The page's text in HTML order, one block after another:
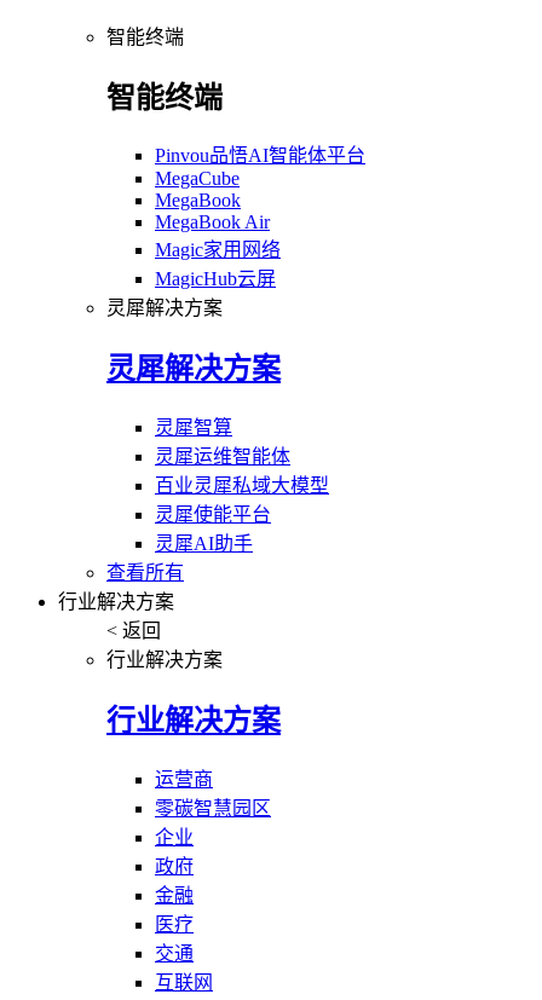
智能终端
智能终端
Pinvou品悟AI智能体平台
MegaCube
MegaBook
MegaBook Air
Magic家用网络
MagicHub云屏
灵犀解决方案
灵犀解决方案
灵犀智算
灵犀运维智能体
百业灵犀私域大模型
灵犀使能平台
灵犀AI助手
查看所有
行业解决方案
< 返回
行业解决方案
行业解决方案
运营商
零碳智慧园区
企业
政府
金融
医疗
交通
互联网